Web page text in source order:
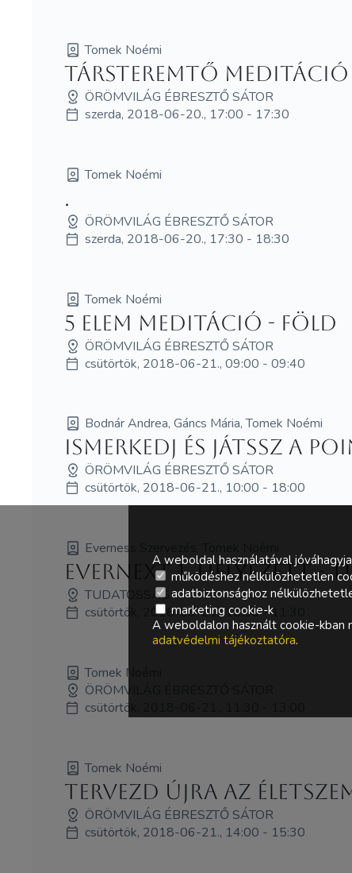
Tomek Noémi
Társteremtő meditáció
ÖRÖMVILÁG ÉBRESZTŐ SÁTOR
szerda, 2018-06-20., 17:00 - 17:30
Tomek Noémi
.
ÖRÖMVILÁG ÉBRESZTŐ SÁTOR
szerda, 2018-06-20., 17:30 - 18:30
Tomek Noémi
5 elem meditáció - Föld
ÖRÖMVILÁG ÉBRESZTŐ SÁTOR
csütörtök, 2018-06-21., 09:00 - 09:40
Bodnár Andrea, Gáncs Mária, Tomek Noémi
Ismerkedj és játssz a
ÖRÖMVILÁG ÉBRESZTŐ SÁTOR
csütörtök, 2018-06-21., 10:00 - 18:00
Everness Szervezés, Tomek Noémi
Evernext 1. helyezett -
TUDATOSSÁG
csütörtök, 2018-06-21., 10:30 - 11:30
Tomek Noémi
ÖRÖMVILÁG ÉBRESZTŐ SÁTOR
csütörtök, 2018-06-21., 11:30 - 13:00
Tomek Noémi
Tervezd újra az
ÖRÖMVILÁG ÉBRESZTŐ SÁTOR
csütörtök, 2018-06-21., 14:00 - 15:30
A weboldal használatával
működéshez nélkülözhetetlen
adatbiztonsághoz
marketing cookie-k
A weboldalon használt cookie-
adatvédelmi tájékoztatóra.